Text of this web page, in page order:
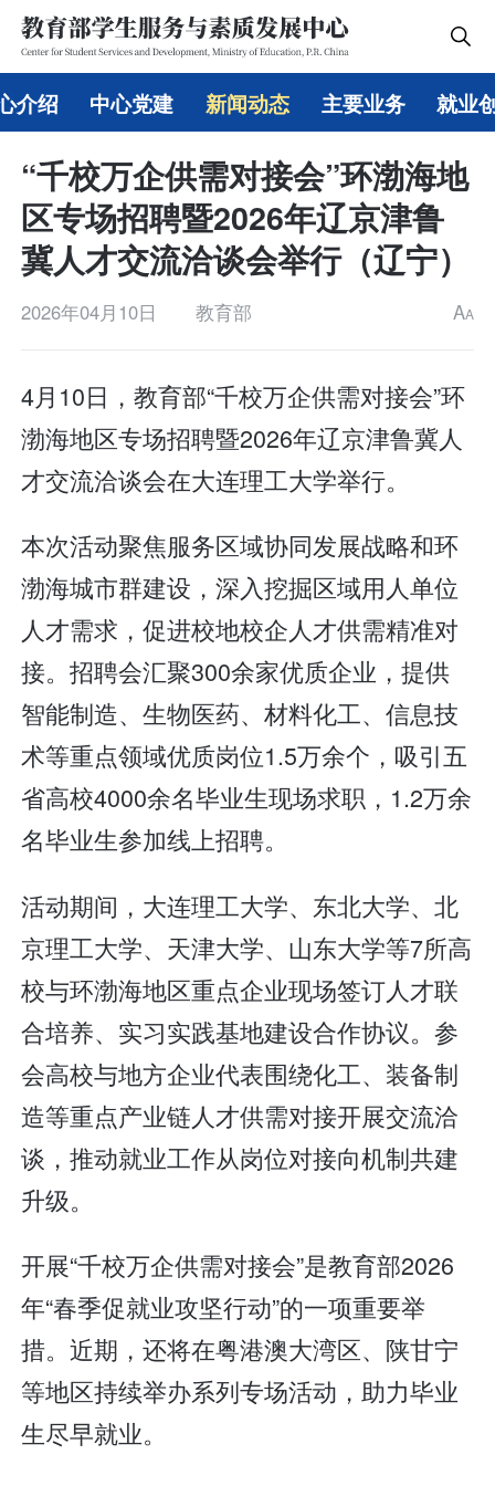
介绍 中心党建 新闻动态 主要业务 就业
“千校万企供需对接会”环渤海地
区专场招聘暨2026年辽京津鲁
冀人才交流洽谈会举行（辽宁）
2026年04月10日 教育部 AA
4月10日，教育部“千校万企供需对接会”环
渤海地区专场招聘暨2026年辽京津鲁冀人
才交流洽谈会在大连理工大学举行。
本次活动聚焦服务区域协同发展战略和环
渤海城市群建设，深入挖掘区域用人单位
人才需求，促进校地校企人才供需精准对
接。招聘会汇聚300余家优质企业，提供
智能制造、生物医药、材料化工、信息技
术等重点领域优质岗位1.5万余个，吸引五
省高校4000余名毕业生现场求职，1.2万余
名毕业生参加线上招聘。
活动期间，大连理工大学、东北大学、北
京理工大学、天津大学、山东大学等7所高
校与环渤海地区重点企业现场签订人才联
合培养、实习实践基地建设合作协议。参
会高校与地方企业代表围绕化工、装备制
造等重点产业链人才供需对接开展交流洽
谈，推动就业工作从岗位对接向机制共建
升级。
开展“千校万企供需对接会”是教育部2026
年“春季促就业攻坚行动”的一项重要举
措。近期，还将在粤港澳大湾区、陕甘宁
等地区持续举办系列专场活动，助力毕业
生尽早就业。